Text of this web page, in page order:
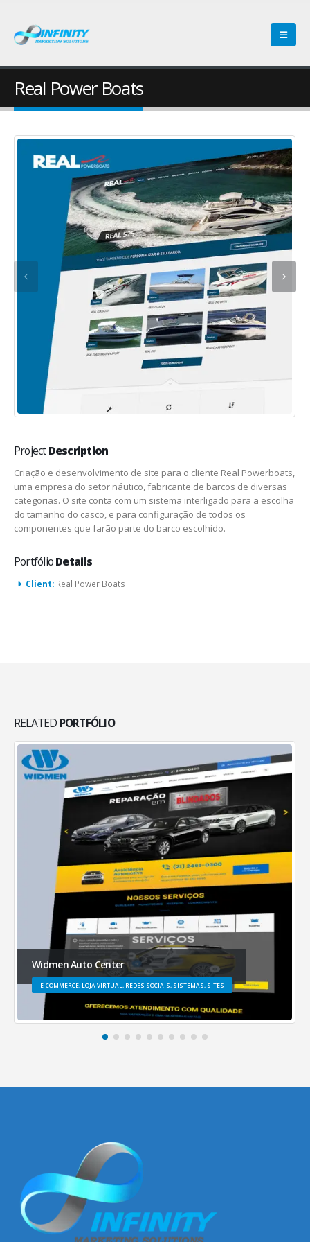
Real Power Boats
ProjectDescription
Criação e desenvolvimento de site para o cliente Real Powerboats,
uma empresa do setor náutico, fabricante de barcos de diversas
categorias. O site conta com um sistema interligado para a escolha
do tamanho do casco, e para configuração de todos os
componentes que farão parte do barco escolhido.
PortfólioDetails
Client: Real Power Boats
RELATED PORTFÓLIO
Widmen Auto Center
E-COMMERCE, LOJA VIRTUAL, REDES SOCIAIS, SISTEMAS, SITES